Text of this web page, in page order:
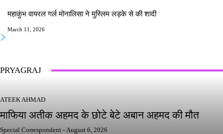
महाकुंभ वायरल गर्ल मोनालिसा ने मुस्लिम लड़के से की शादी
March 11, 2026
PRYAGRAJ
ATEEK AHMAD
माफिया अतीक अहमद के छोटे बेटे अबान अहमद की मौत
Special Correspondent - August 6, 2026